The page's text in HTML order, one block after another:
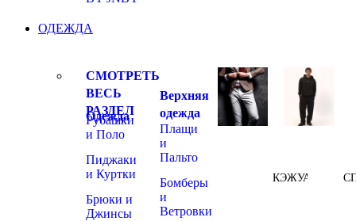
ОДЕЖДА
СМОТРЕТЬ
ВЕСЬ
РАЗДЕЛ
Одежда
Рубашки
и Поло
Пиджаки
и Куртки
Брюки и
Джинсы
Верхняя
одежда
Плащи
и
Пальто
Бомберы
и
Ветровки
КЭЖУАЛ